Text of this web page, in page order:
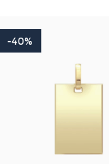
-40%